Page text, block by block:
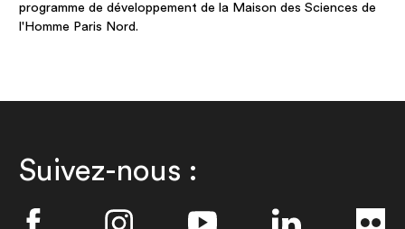
programme de développement de la Maison des Sciences de
l'Homme Paris Nord.
Suivez-nous :